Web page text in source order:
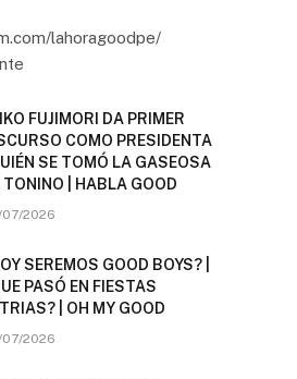
lahoragoodpe/
FUJIMORI DA PRIMER
COMO PRESIDENTA
SE TOMÓ LA GASEOSA
TONINO | HABLA GOOD
2026
SEREMOS GOOD BOYS? |
PASÓ EN FIESTAS
| OH MY GOOD
2026